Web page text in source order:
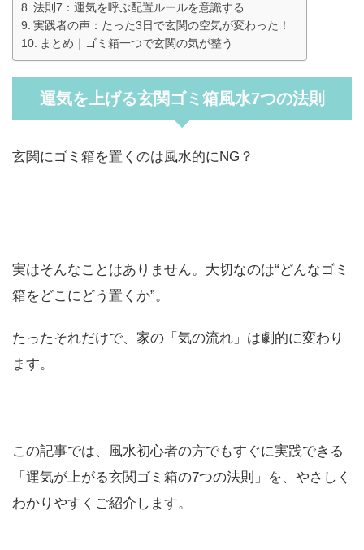
法則7：運気を呼ぶ配置ルールを意識する
実践者の声：たった3日で玄関の空気が変わった！
まとめ｜ゴミ箱一つで玄関の気が整う
運気を上げる玄関ゴミ箱風水7つの法則
玄関にゴミ箱を置くのは風水的にNG？
実はそんなことはありません。大切なのは“どんなゴミ
箱をどこにどう置くか”。
たったそれだけで、家の「気の流れ」は劇的に変わり
ます。
この記事では、風水初心者の方でもすぐに実践できる
「運気が上がる玄関ゴミ箱の7つの法則」を、やさしく
わかりやすくご紹介します。